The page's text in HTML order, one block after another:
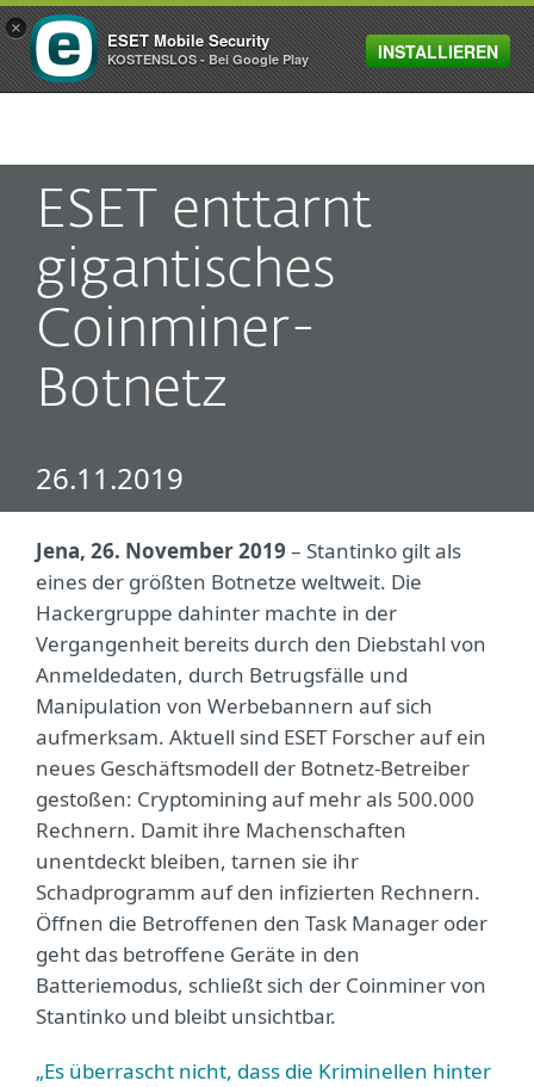
MENU
ESET enttarnt
gigantisches
Coinminer-
Botnetz
26.11.2019
Jena, 26. November 2019 – Stantinko gilt als
eines der größten Botnetze weltweit. Die
Hackergruppe dahinter machte in der
Vergangenheit bereits durch den Diebstahl von
Anmeldedaten, durch Betrugsfälle und
Manipulation von Werbebannern auf sich
aufmerksam. Aktuell sind ESET Forscher auf ein
neues Geschäftsmodell der Botnetz-Betreiber
gestoßen: Cryptomining auf mehr als 500.000
Rechnern. Damit ihre Machenschaften
unentdeckt bleiben, tarnen sie ihr
Schadprogramm auf den infizierten Rechnern.
Öffnen die Betroffenen den Task Manager oder
geht das betroffene Geräte in den
Batteriemodus, schließt sich der Coinminer von
Stantinko und bleibt unsichtbar.
„Es überrascht nicht, dass die Kriminellen hinter
×
ESET Mobile Security
KOSTENSLOS - Bei Google Play INSTALLIEREN